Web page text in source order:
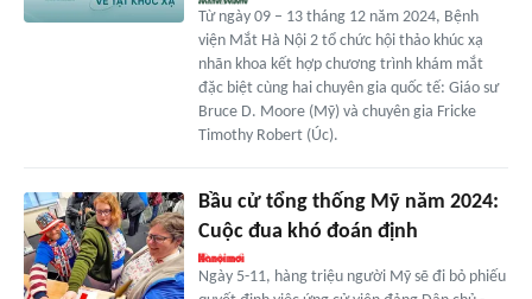
Từ ngày 09 – 13 tháng 12 năm 2024, Bệnh
viện Mắt Hà Nội 2 tổ chức hội thảo khúc xạ
nhãn khoa kết hợp chương trình khám mắt
đặc biệt cùng hai chuyên gia quốc tế: Giáo sư
Bruce D. Moore (Mỹ) và chuyên gia Fricke
Timothy Robert (Úc).
Bầu cử tổng thống Mỹ năm 2024:
Cuộc đua khó đoán định
Ngày 5-11, hàng triệu người Mỹ sẽ đi bỏ phiếu